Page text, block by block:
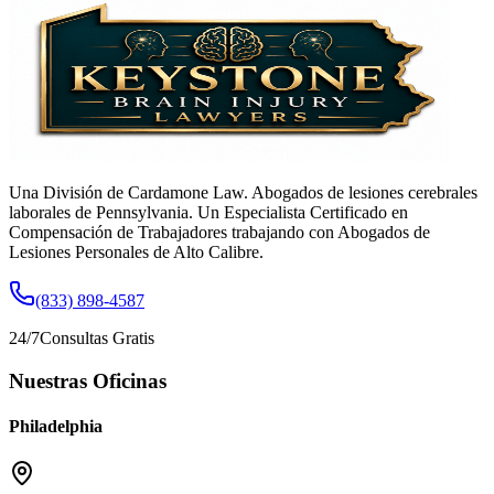
Una División de Cardamone Law. Abogados de lesiones cerebrales
laborales de Pennsylvania. Un Especialista Certificado en
Compensación de Trabajadores trabajando con Abogados de
Lesiones Personales de Alto Calibre.
(833) 898-4587
24/7Consultas Gratis
Nuestras Oficinas
Philadelphia